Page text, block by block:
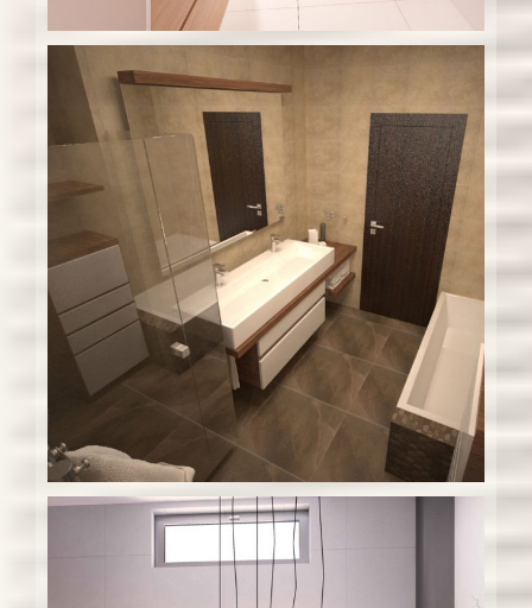
Interiér rodinného domu – b